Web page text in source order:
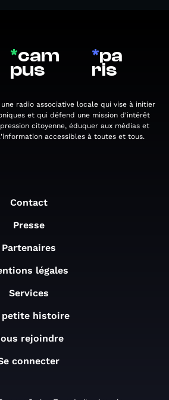
*cam
pus
*pa
ris
une radio associative locale qui vise à initier
et qui défend une mission d'intérêt
citoyenne, éduquer aux médias et
accessibles à toutes et tous.
Contact
Presse
Partenaires
légales
Services
petite histoire
rejoindre
connecter